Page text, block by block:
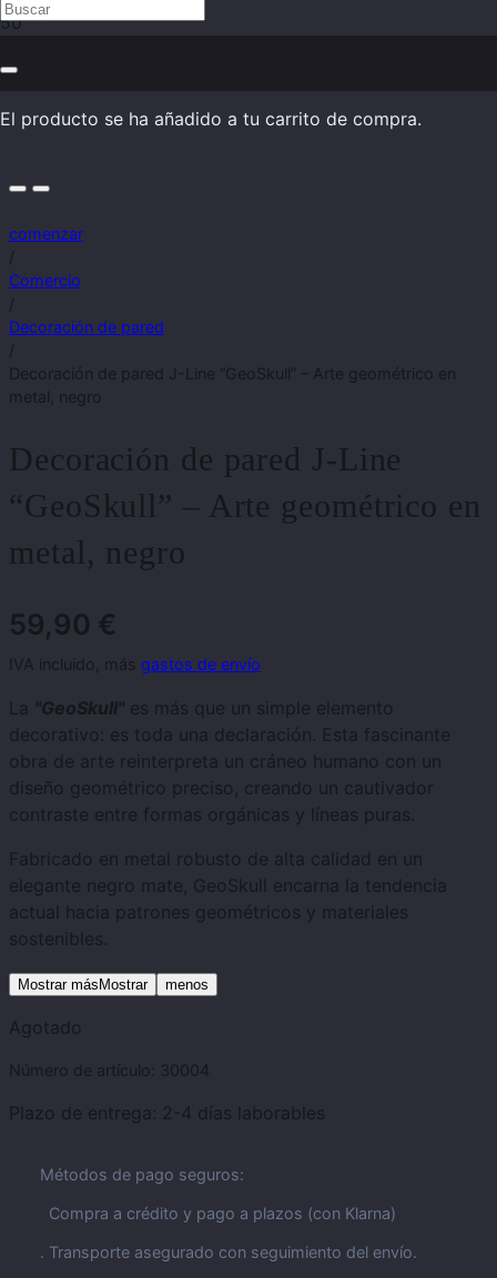
El producto se ha añadido a tu carrito de compra.
comenzar
/
Comercio
/
Decoración de pared
/
Decoración de pared J-Line “GeoSkull” – Arte geométrico en
metal, negro
Decoración de pared J-Line
“GeoSkull” – Arte geométrico en
metal, negro
59,90 €
IVA incluido, más gastos de envío
La "GeoSkull" es más que un simple elemento
decorativo: es toda una declaración. Esta fascinante
obra de arte reinterpreta un cráneo humano con un
diseño geométrico preciso, creando un cautivador
contraste entre formas orgánicas y líneas puras.
Fabricado en metal robusto de alta calidad en un
elegante negro mate, GeoSkull encarna la tendencia
actual hacia patrones geométricos y materiales
sostenibles.
Mostrar másMostrar menos
Agotado
Número de artículo: 30004
Plazo de entrega: 2-4 días laborables
Métodos de pago seguros:
Compra a crédito y pago a plazos (con Klarna)
. Transporte asegurado con seguimiento del envío.